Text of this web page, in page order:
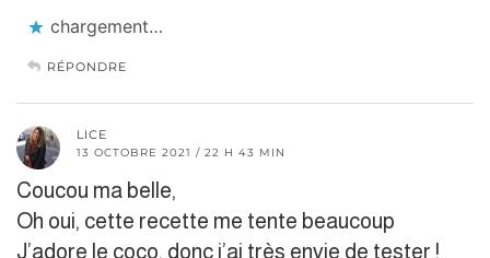
chargement…
RÉPONDRE
LICE
13 OCTOBRE 2021 / 22 H 43 MIN
Coucou ma belle,
Oh oui, cette recette me tente beaucoup
J’adore le coco, donc j’ai très envie de tester !